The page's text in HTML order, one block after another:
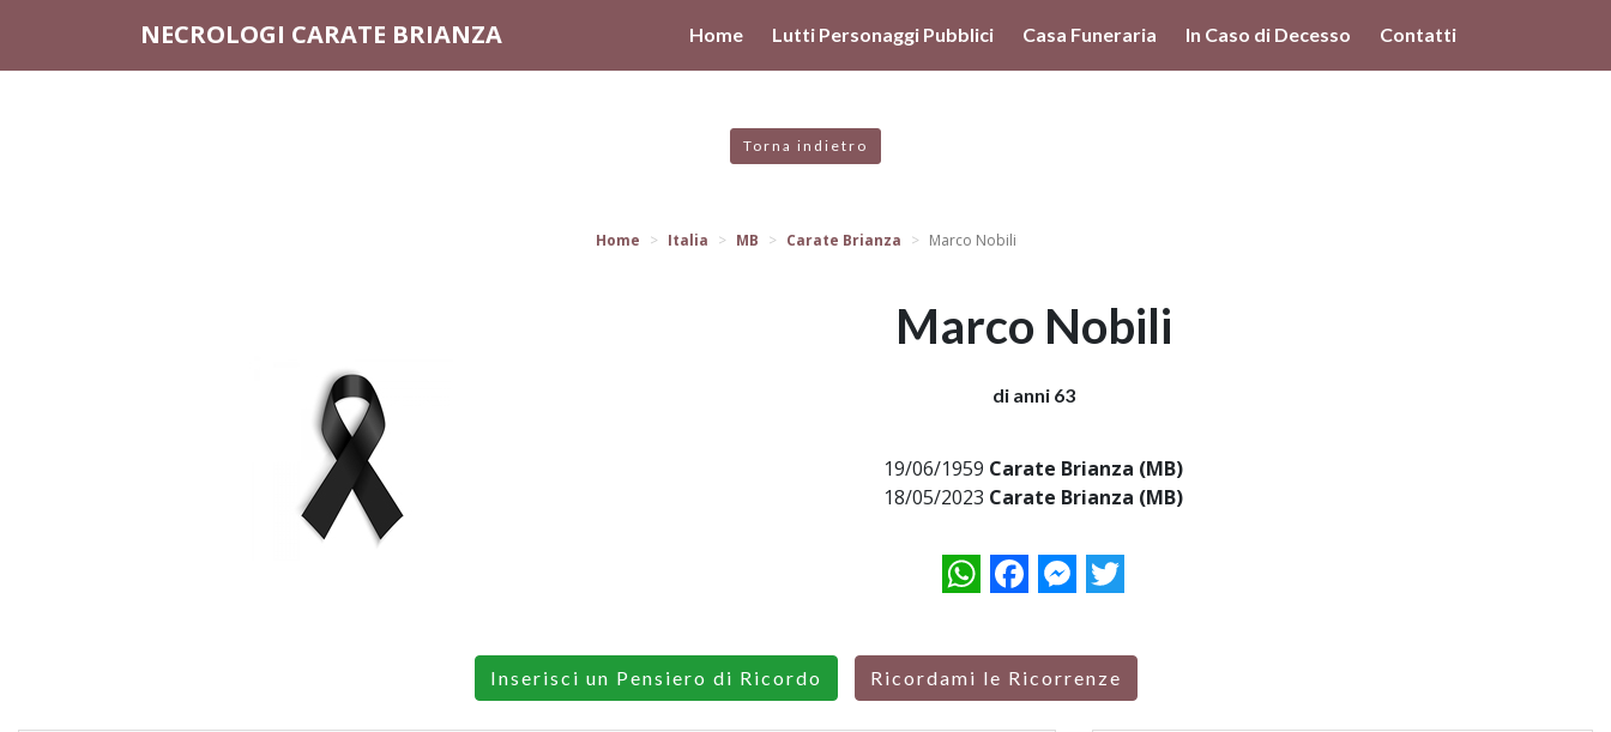
NECROLOGI CARATE BRIANZA Home Lutti Personaggi Pubblici Casa Funeraria In Caso di Decesso Contatti
Torna indietro
Home Italia MB Carate Brianza Marco Nobili
Marco Nobili
di anni 63
19/06/1959 Carate Brianza (MB)
18/05/2023 Carate Brianza (MB)
WhatsAppFacebookMessenger
Twitter
Inserisci un Pensiero di Ricordo Ricordami le Ricorrenze
scorrendo questa pagina, cliccando su un link o proseguendo la navigazione in altra maniera, acconsenti all'uso dei cookie. Ulteriori informazioni